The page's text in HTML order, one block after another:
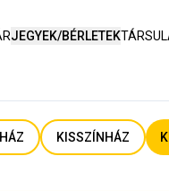
JEGYEK/BÉRLETEK
KISSZÍNHÁZ